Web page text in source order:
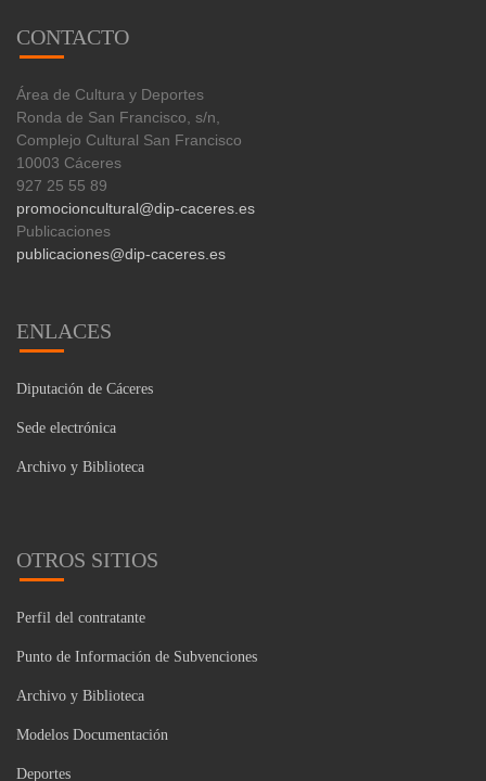
CONTACTO
Área de Cultura y Deportes
Ronda de San Francisco, s/n,
Complejo Cultural San Francisco
10003 Cáceres
927 25 55 89
promocioncultural@dip-caceres.es
Publicaciones
publicaciones@dip-caceres.es
ENLACES
Diputación de Cáceres
Sede electrónica
Archivo y Biblioteca
OTROS SITIOS
Perfil del contratante
Punto de Información de Subvenciones
Archivo y Biblioteca
Modelos Documentación
Deportes